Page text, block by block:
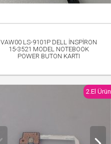
VAW00 LS-9101P DELL İNSPİRON
15-3521 MODEL NOTEBOOK
POWER BUTON KARTI
2.El Ürün